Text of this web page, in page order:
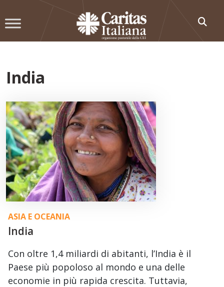
to
India
ASIA E OCEANIA
India
Con oltre 1,4 miliardi di abitanti, l’India è il
Paese più popoloso al mondo e una delle
economie in più rapida crescita. Tuttavia,